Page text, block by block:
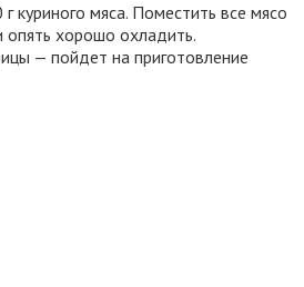
куриного мяса. Поместить все мясо
хорошо охладить.
— пойдет на приготовление